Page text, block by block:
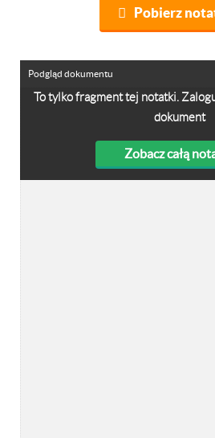
Pobierz
To tylko fragment tej notatki.
dokument
Zobacz całą
Podgląd dokumentu